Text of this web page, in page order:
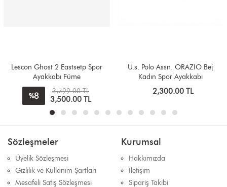
U.s. Polo Assn. ORAZIO Bej
Kadın Spor Ayakkabı
2,300.00 TL
U.s. Polo Assn. MERIDA Siyah
Spor Ayakkabı
2,199.99 TL
Sözleşmeler
Üyelik Sözleşmesi
Gizlilik ve Kullanım Şartları
Mesafeli Satış Sözleşmesi
Kurumsal
Hakkımızda
İletişim
Sipariş Takibi